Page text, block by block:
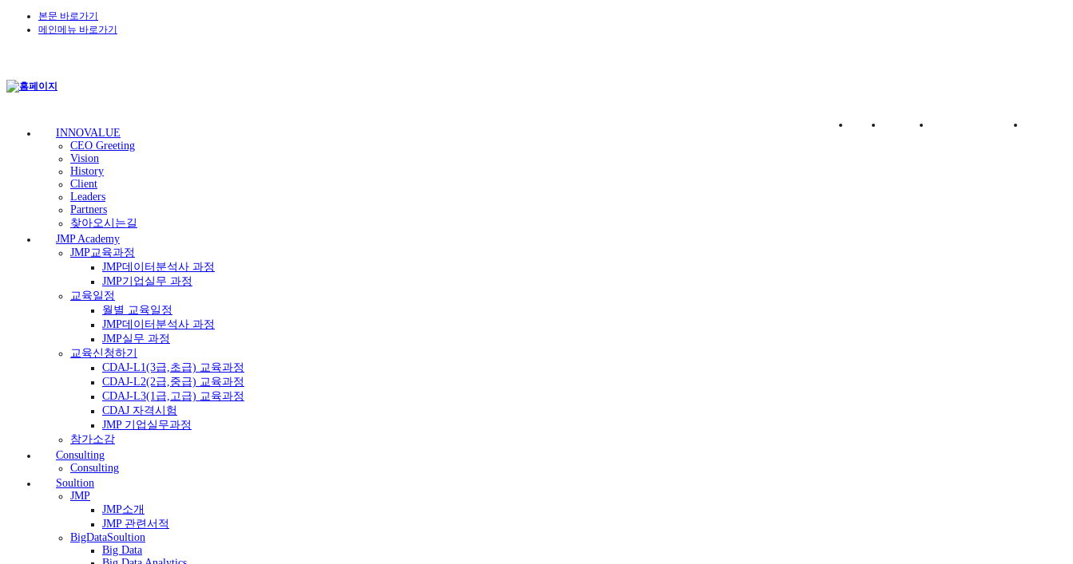
본문 바로가기
메인메뉴 바로가기
로그인 회원가입 아이디/비밀번호찾기
INNOVALUE
CEO Greeting
Vision
History
Client
Leaders
Partners
찾아오시는길
JMP Academy
JMP교육과정
JMP데이터분석사 과정
JMP기업실무 과정
교육일정
월별 교육일정
JMP데이터분석사 과정
JMP실무 과정
교육신청하기
CDAJ-L1(3급,초급) 교육과정
CDAJ-L2(2급,중급) 교육과정
CDAJ-L3(1급,고급) 교육과정
CDAJ 자격시험
JMP 기업실무과정
참가소감
Consulting
Consulting
Soultion
JMP
JMP소개
JMP 관련서적
BigDataSoultion
Big Data